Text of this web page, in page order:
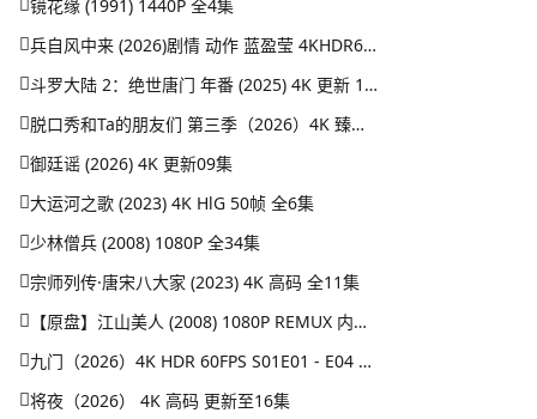
镜花缘 (1991) 1440P 全4集
兵自风中来 (2026)剧情 动作 蓝盈莹 4KHDR60FPS 更新20集
斗罗大陆 2：绝世唐门 年番 (2025) 4K 更新 164集/国漫
脱口秀和Ta的朋友们 第三季（2026）4K 臻彩MAX+ 50FPS 高码率 更0731期
御廷谣 (2026) 4K 更新09集
大运河之歌 (2023) 4K HlG 50帧 全6集
少林僧兵 (2008) 1080P 全34集
宗师列传·唐宋八大家 (2023) 4K 高码 全11集
【原盘】江山美人 (2008) 1080P REMUX 内封简繁特效字幕
九门（2026）4K HDR 60FPS S01E01 - E04 DTS音轨 HiveWeb
将夜（2026） 4K 高码 更新至16集